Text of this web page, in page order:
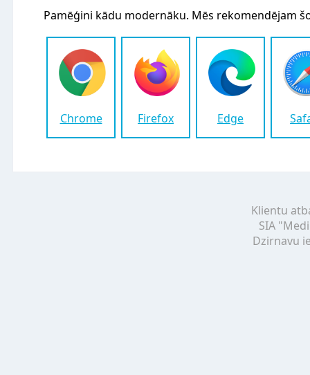
Pamēģini kādu modernāku. Mēs rekomendējam
Chrome Firefox Edge
Klientu
SIA
Dzirnavu